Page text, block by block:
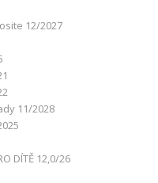
12/2027
11/2028
DÍTĚ 12,0/26